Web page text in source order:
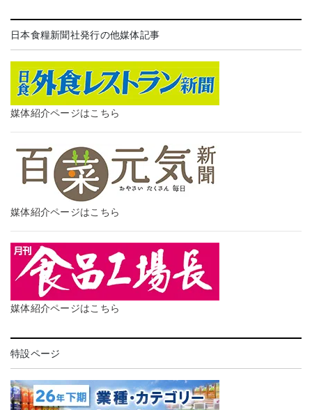
日本食糧新聞社発行の他媒体記事
媒体紹介ページはこちら
媒体紹介ページはこちら
媒体紹介ページはこちら
特設ページ